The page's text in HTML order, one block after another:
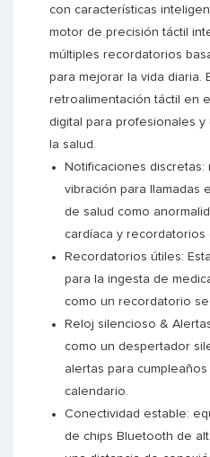
con características
motor de precisión táctil
múltiples recordatorios
para mejorar la vida diaria.
retroalimentación táctil en
digital para profesionales
la salud.
Notificaciones discretas:
vibración para llamadas
de salud como
cardíaca y recordatorios
Recordatorios útiles:
para la ingesta de
como un recordatorio
Reloj silencioso &
como un despertador
alertas para
calendario.
Conectividad estable:
de chips Bluetooth de